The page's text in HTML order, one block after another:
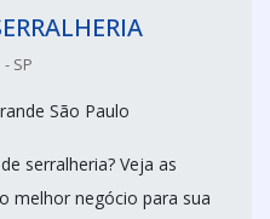
- SP
São Paulo
serralheria? Veja as
melhor negócio para sua